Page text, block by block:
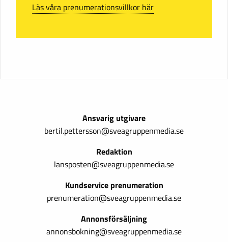
Läs våra prenumerationsvillkor här
Ansvarig utgivare
bertil.pettersson@sveagruppenmedia.se
Redaktion
lansposten@sveagruppenmedia.se
Kundservice prenumeration
prenumeration@sveagruppenmedia.se
Annonsförsäljning
annonsbokning@sveagruppenmedia.se